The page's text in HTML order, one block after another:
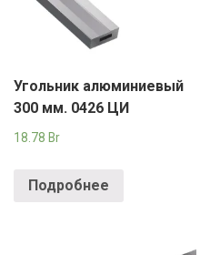
Угольник алюминиевый
300 мм. 0426 ЦИ
18.78 Br
Подробнее